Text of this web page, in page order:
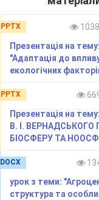
PPTX
Презентація на тему:
"Адаптація до
екологічних
PPTX
Презентація на
В. І. ВЕРНАДСЬКОГО
БІОСФЕРУ ТА
DOCX
урок з теми:
структура та